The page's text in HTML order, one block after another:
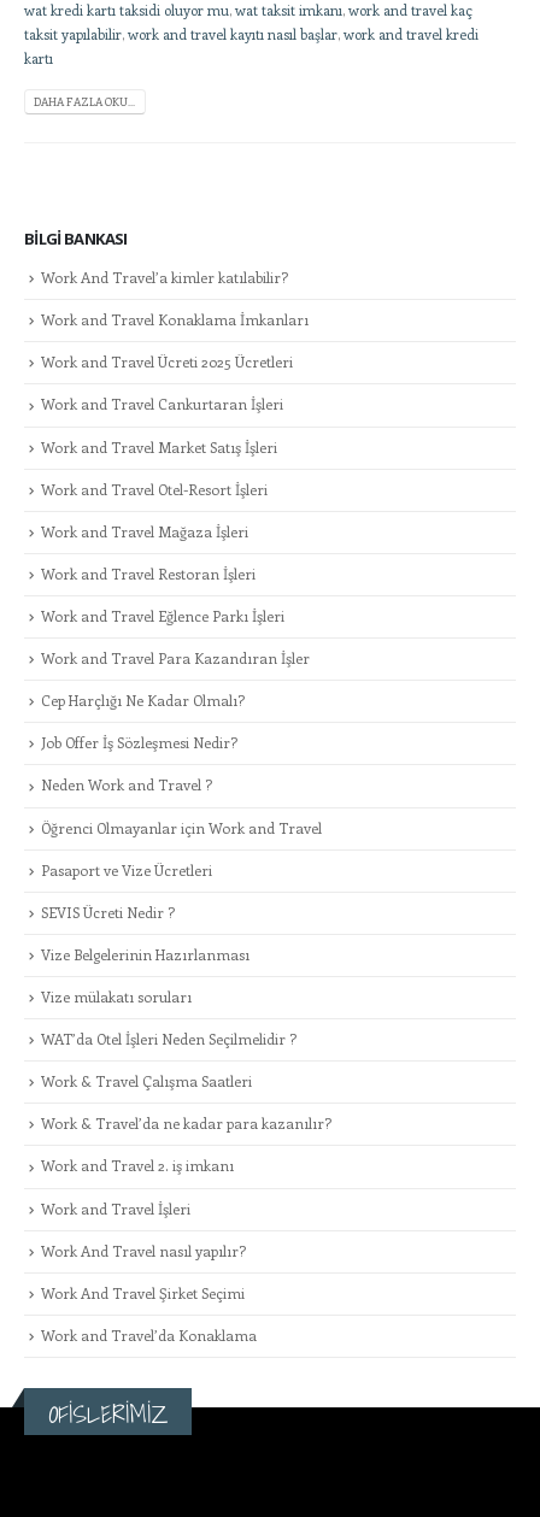
wat kredi kartı taksidi oluyor mu,wat taksit imkanı,work and travel kaç
taksit yapılabilir,work and travel kayıtı nasıl başlar,work and travel kredi
kartı
DAHA FAZLA OKU...
BILGI BANKASI
Work And Travel’a kimler katılabilir?
Work and Travel Konaklama İmkanları
Work and Travel Ücreti 2025 Ücretleri
Work and Travel Cankurtaran İşleri
Work and Travel Market Satış İşleri
Work and Travel Otel-Resort İşleri
Work and Travel Mağaza İşleri
Work and Travel Restoran İşleri
Work and Travel Eğlence Parkı İşleri
Work and Travel Para Kazandıran İşler
Cep Harçlığı Ne Kadar Olmalı?
Job Offer İş Sözleşmesi Nedir?
Neden Work and Travel ?
Öğrenci Olmayanlar için Work and Travel
Pasaport ve Vize Ücretleri
SEVIS Ücreti Nedir ?
Vize Belgelerinin Hazırlanması
Vize mülakatı soruları
WAT’da Otel İşleri Neden Seçilmelidir ?
Work & Travel Çalışma Saatleri
Work & Travel’da ne kadar para kazanılır?
Work and Travel 2. iş imkanı
Work and Travel İşleri
Work And Travel nasıl yapılır?
Work And Travel Şirket Seçimi
Work and Travel’da Konaklama
OFİSLERİMİZ